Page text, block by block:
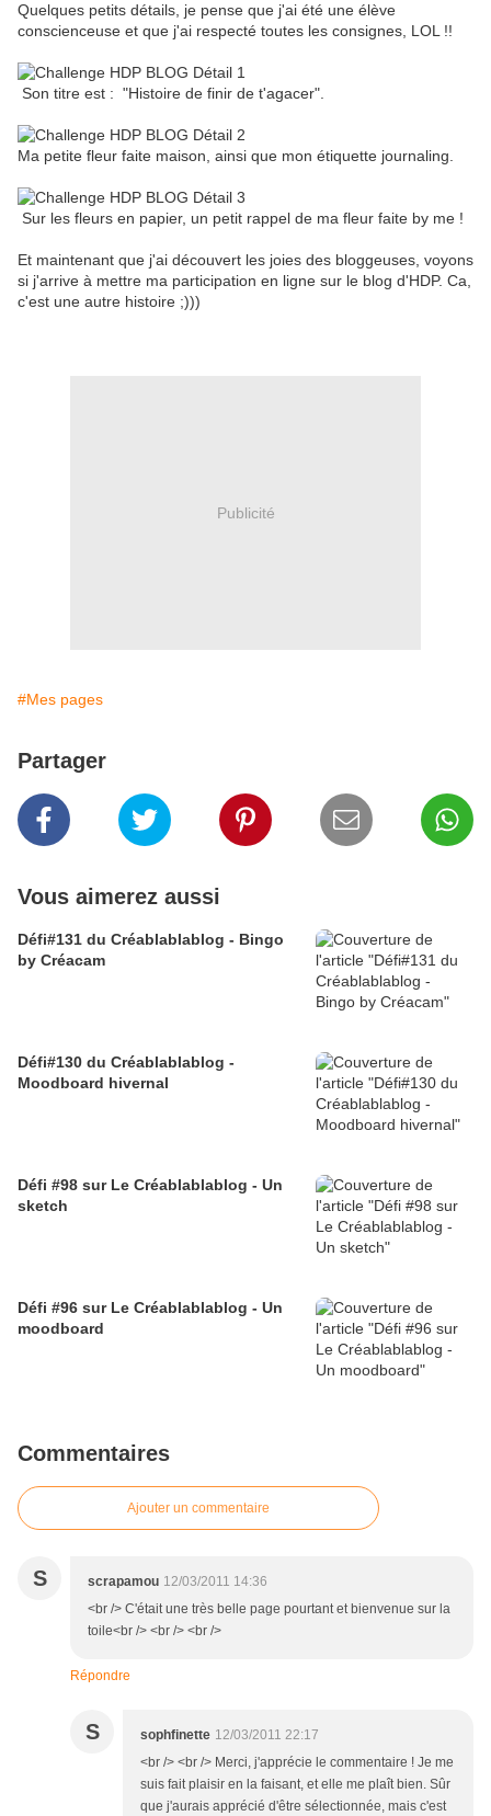
Quelques petits détails, je pense que j'ai été une élève
conscienceuse et que j'ai respecté toutes les consignes, LOL !!
Son titre est : "Histoire de finir de t'agacer".
Ma petite fleur faite maison, ainsi que mon étiquette journaling.
Sur les fleurs en papier, un petit rappel de ma fleur faite by me !
Et maintenant que j'ai découvert les joies des bloggeuses, voyons
si j'arrive à mettre ma participation en ligne sur le blog d'HDP. Ca,
c'est une autre histoire ;)))
Publicité
#Mes pages
Partager
Vous aimerez aussi
Défi#131 du Créablablablog - Bingo
by Créacam
Défi#130 du Créablablablog -
Moodboard hivernal
Défi #98 sur Le Créablablablog - Un
sketch
Défi #96 sur Le Créablablablog - Un
moodboard
Commentaires
Ajouter un commentaire
S scrapamou 12/03/2011 14:36
<br /> C'était une très belle page pourtant et bienvenue sur la
toile<br /> <br /> <br />
Répondre
S sophfinette 12/03/2011 22:17
<br /> <br /> Merci, j'apprécie le commentaire ! Je me
suis fait plaisir en la faisant, et elle me plaît bien. Sûr
que j'aurais apprécié d'être sélectionnée, mais c'est